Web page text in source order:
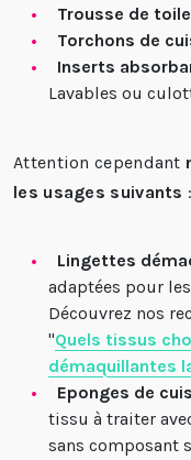
Trousse de
Torchons de
Inserts
Lavables ou
Attention cependant
les usages suivants :
Lingettes
adaptées pour
Découvrez nos
"Quels tissus
démaquillantes
Eponges de
tissu à traiter
sans composant